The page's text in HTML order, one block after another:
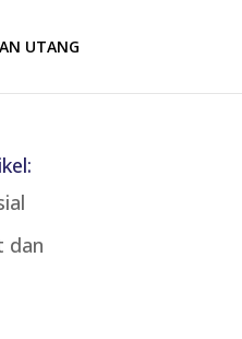
UTANG
dan